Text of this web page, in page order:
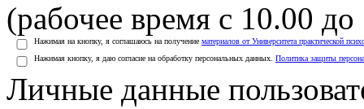
(рабочее время с 10.00
Нажимая на кнопку, я соглашаюсь на получение материалов от Университета практической
Нажимая кнопку, я даю согласие на обработку персональных данных. Политика защиты
Личные данные